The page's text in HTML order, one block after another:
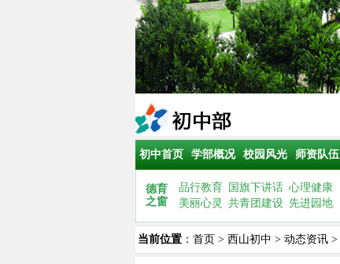
初中首页 学部概况 校园风光 师资队伍
德育
之窗
品行教育 国旗下讲话 心理健康
美丽心灵 共青团建设 先进园地
当前位置 ： 首页 > 西山初中 > 动态资讯 >